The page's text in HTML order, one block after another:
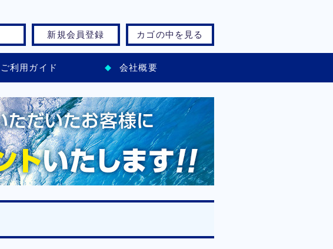
新規会員登録 カゴの中を見る
ご利用ガイド 会社概要